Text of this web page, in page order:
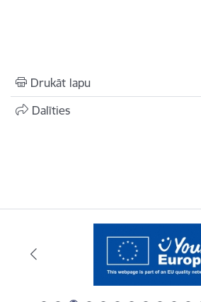
Drukāt lapu
Dalīties